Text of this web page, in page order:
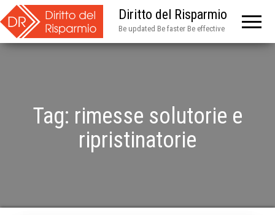
Diritto del Risparmio
Be updated Be faster Be effective
Tag: rimesse solutorie e
ripristinatorie